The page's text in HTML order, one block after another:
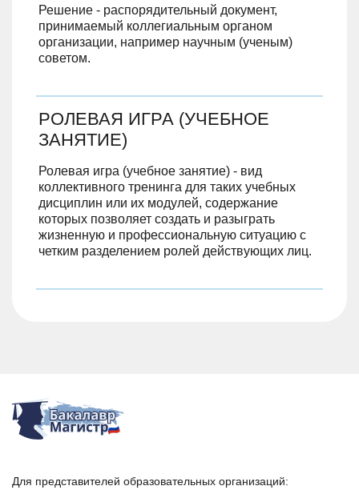
Решение - распорядительный документ,
принимаемый коллегиальным органом
организации, например научным (ученым)
советом.
РОЛЕВАЯ ИГРА (УЧЕБНОЕ
ЗАНЯТИЕ)
Ролевая игра (учебное занятие) - вид
коллективного тренинга для таких учебных
дисциплин или их модулей, содержание
которых позволяет создать и разыграть
жизненную и профессиональную ситуацию с
четким разделением ролей действующих лиц.
Для представителей образовательных организаций: